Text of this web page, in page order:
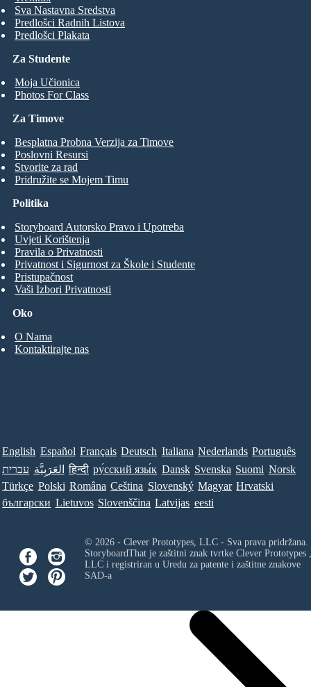
Za Studente
Moja Učionica
Photos For Class
Sva Nastavna Sredstva
Predlošci Radnih Listova
Predlošci Plakata
Za Timove
Besplatna Probna Verzija za Timove
Poslovni Resursi
Stvorite za rad
Pridružite se Mojem Timu
Oko
O Nama
Kontaktirajte nas
Politika
Storyboard Autorsko Pravo i Upotreba
Uvjeti Korištenja
Pravila o Privatnosti
Privatnost i Sigurnost za Škole i Studente
Pristupačnost
Vaši Izbori Privatnosti
English Español Français Deutsch Italiana Nederlands Português
עברית العَرَبِيَّة हिन्दी ру́сский язы́к Dansk Svenska Suomi Norsk
Türkçe Polski Româna Ceština Slovenský Magyar Hrvatski
български Lietuvos Slovenščina Latvijas eesti
© 2026 - Clever Prototypes, LLC - Sva prava pridržana.
StoryboardThat je zaštitni znak tvrtke Clever Prototypes ,
LLCi registriran u Uredu za patente i zaštitne znakove
SAD-a